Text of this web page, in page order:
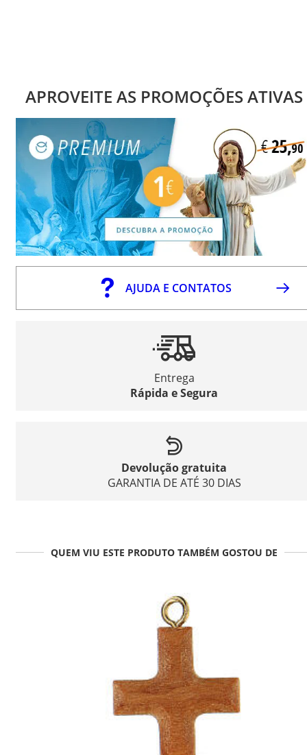
APROVEITE AS PROMOÇÕES ATIVAS
AJUDA E CONTATOS
Entrega
Rápida e Segura
Devolução gratuita
GARANTIA DE ATÉ 30 DIAS
QUEM VIU ESTE PRODUTO TAMBÉM GOSTOU DE